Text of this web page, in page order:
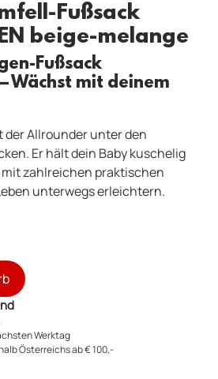
Fußsack
beige-melange
Fußsack
– Wächst mit deinem
der Allrounder unter den
Er hält dein Baby kuschelig
zahlreichen praktischen
unterwegs erleichtern.
Werktag
Österreichs ab € 100,-